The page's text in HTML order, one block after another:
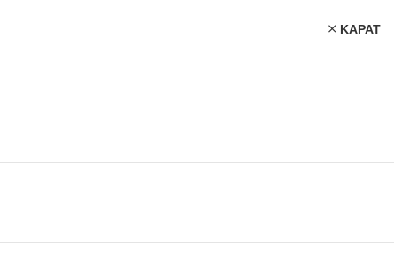
KAPAT